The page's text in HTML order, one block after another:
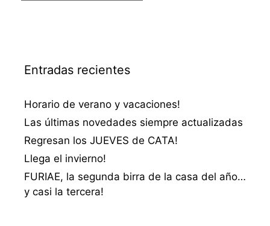
Entradas recientes
Horario de verano y vacaciones!
Las últimas novedades siempre actualizadas
Regresan los JUEVES de CATA!
Llega el invierno!
FURIAE, la segunda birra de la casa del año…
y casi la tercera!